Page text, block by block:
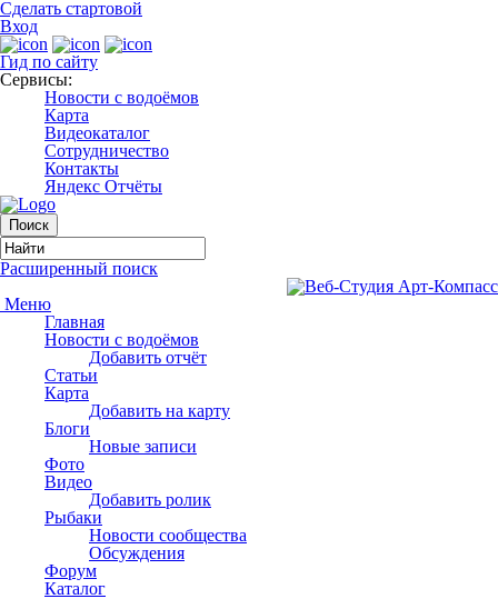
Сделать стартовой
Вход
Гид по сайту
Сервисы:
Новости с водоёмов
Карта
Видеокаталог
Сотрудничество
Контакты
Яндекс Отчёты
Расширенный поиск
Меню
Главная
Новости с водоёмов
Добавить отчёт
Статьи
Карта
Добавить на карту
Блоги
Новые записи
Фото
Видео
Добавить ролик
Рыбаки
Новости сообщества
Обсуждения
Форум
Каталог